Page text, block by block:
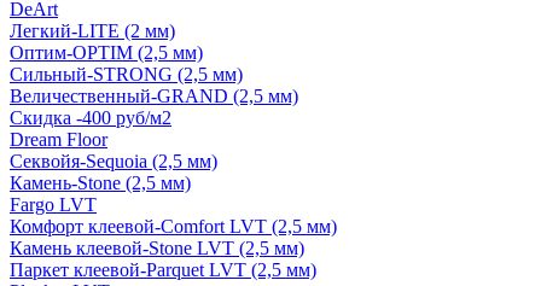
DeArt
Легкий-LITE (2 мм)
Оптим-OPTIM (2,5 мм)
Сильный-STRONG (2,5 мм)
Величественный-GRAND (2,5 мм)
Скидка -400 руб/м2
Dream Floor
Секвойя-Sequoia (2,5 мм)
Камень-Stone (2,5 мм)
Fargo LVT
Комфорт клеевой-Comfort LVT (2,5 мм)
Камень клеевой-Stone LVT (2,5 мм)
Паркет клеевой-Parquet LVT (2,5 мм)